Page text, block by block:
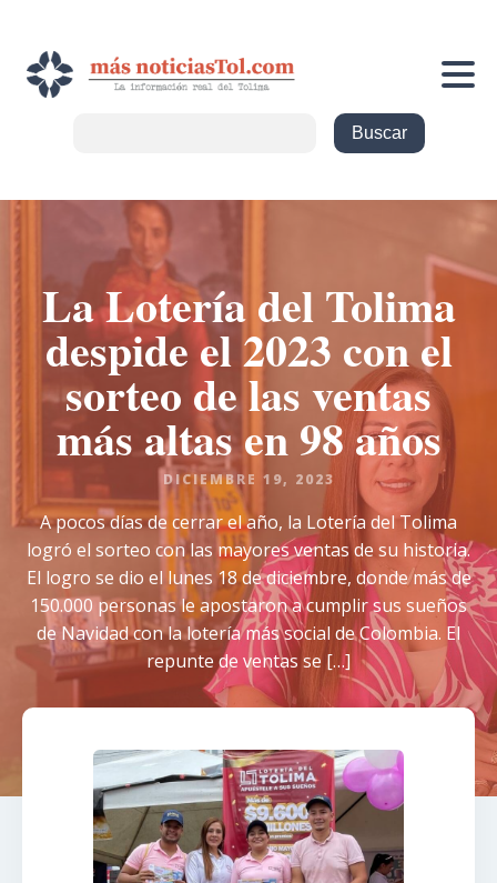
La Lotería del Tolima
despide el 2023 con el
sorteo de las ventas
más altas en 98 años
DICIEMBRE 19, 2023
A pocos días de cerrar el año, la Lotería del Tolima
logró el sorteo con las mayores ventas de su historia.
El logro se dio el lunes 18 de diciembre, donde más de
150.000 personas le apostaron a cumplir sus sueños
de Navidad con la lotería más social de Colombia. El
repunte de ventas se […]